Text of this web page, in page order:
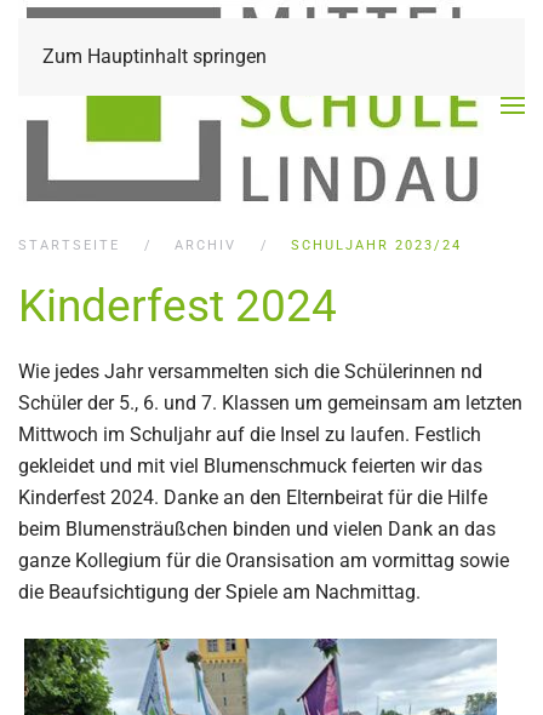
Zum Hauptinhalt springen
STARTSEITE ARCHIV SCHULJAHR 2023/24
Kinderfest 2024
Wie jedes Jahr versammelten sich die Schülerinnen nd
Schüler der 5., 6. und 7. Klassen um gemeinsam am letzten
Mittwoch im Schuljahr auf die Insel zu laufen. Festlich
gekleidet und mit viel Blumenschmuck feierten wir das
Kinderfest 2024. Danke an den Elternbeirat für die Hilfe
beim Blumensträußchen binden und vielen Dank an das
ganze Kollegium für die Oransisation am vormittag sowie
die Beaufsichtigung der Spiele am Nachmittag.